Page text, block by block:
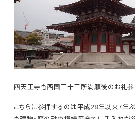
四天王寺も西国三十三所満願後のお礼参
こちらに参拝するのは平成28年以来7年ぶ